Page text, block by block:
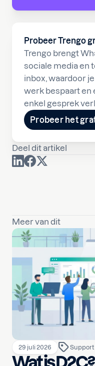
Probeer Trengo
Trengo brengt
sociale media en
inbox, waardoor
werk bespaart en
enkel gesprek
Probeer het
Deel dit artikel
Meer van dit
29 juli 2026 Support
Wat is